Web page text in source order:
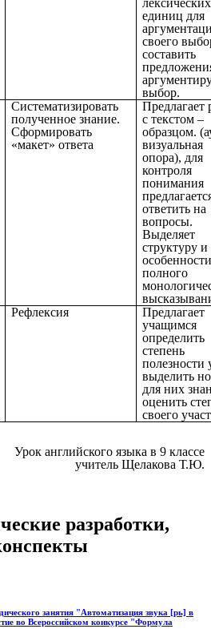
единиц для
своего
составить
выбор.
Систематизировать
полученное знание.
Сформировать
«макет» ответа
Предлагает
с текстом –
образцом.
визуальная
опора), для
контроля
понимания
ответить на
вопросы.
Выделяет
структуру и
особенности
полного
Рефлексия
Предлагает
учащимся
определить
степень
полезности
выделить
для них
оценить
своего
Урок английского языка в 9 классе
учитель Щелакова Т.Ю.
разработки,
занятия "Автоматизация звука [рь] в
во Всероссийском конкурсе "Формула